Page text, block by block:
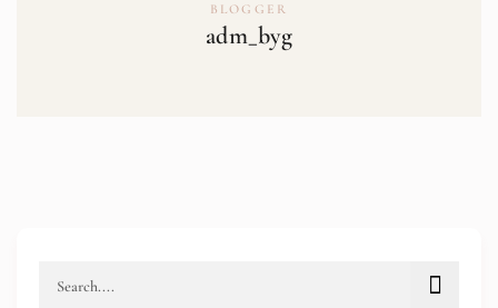
BLOGGER
adm_byg